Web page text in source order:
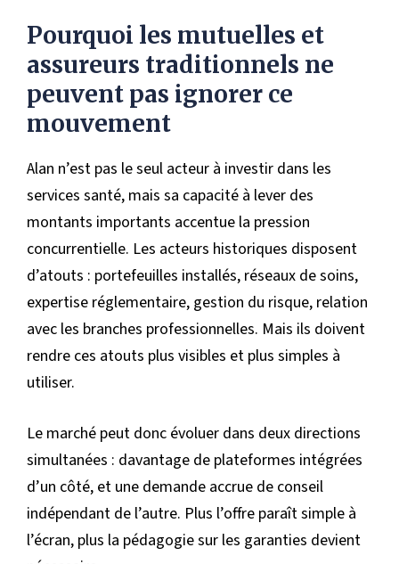
Pourquoi les mutuelles et
assureurs traditionnels ne
peuvent pas ignorer ce
mouvement
Alan n’est pas le seul acteur à investir dans les
services santé, mais sa capacité à lever des
montants importants accentue la pression
concurrentielle. Les acteurs historiques disposent
d’atouts : portefeuilles installés, réseaux de soins,
expertise réglementaire, gestion du risque, relation
avec les branches professionnelles. Mais ils doivent
rendre ces atouts plus visibles et plus simples à
utiliser.
Le marché peut donc évoluer dans deux directions
simultanées : davantage de plateformes intégrées
d’un côté, et une demande accrue de conseil
indépendant de l’autre. Plus l’offre paraît simple à
l’écran, plus la pédagogie sur les garanties devient